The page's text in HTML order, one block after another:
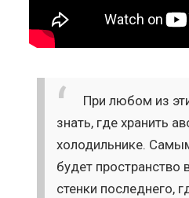
При любом из
знать, где хранить
холодильнике.
будет пространство
стенки последнего,